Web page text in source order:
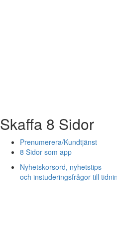
Skaffa 8 Sidor
Prenumerera/Kundtjänst
8 Sidor som app
Nyhetskorsord, nyhetstips
och instuderingsfrågor till